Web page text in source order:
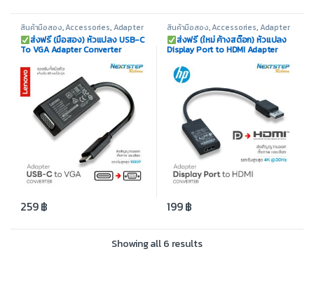
สินค้ามือสอง,Accessories,Adapter
/ Converter
ส่งฟรี (มือสอง) หัวแปลง USB-C
To VGA Adapter Converter
259฿
สินค้ามือสอง,Accessories,Adapter
/ Converter
ส่งฟรี (ใหม่ ค้างสต๊อก) หัวแปลง
Display Port to HDMI Adapter
199฿
Showing all 6 results